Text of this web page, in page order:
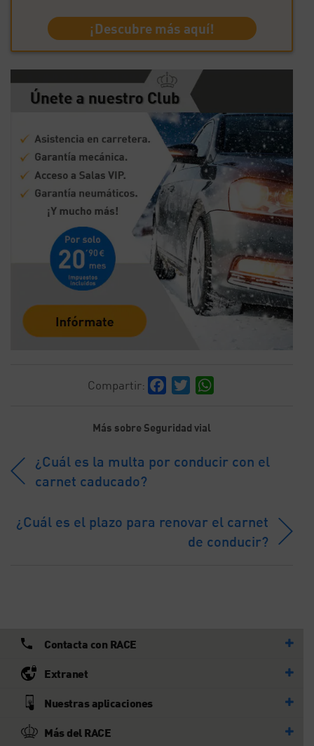
¡Descubre más aquí!
Compartir: Facebook
Twitter
Más sobre Seguridad vial
¿Cuál es la multa por conducir con el
carnet caducado?
¿Cuál es el plazo para renovar el carnet
de conducir?
Contacta con RACE
Extranet
Nuestras aplicaciones
Más del RACE